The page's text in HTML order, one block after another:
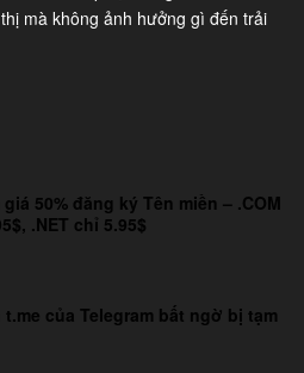
mà không ảnh hưởng gì đến trải
50% đăng ký Tên miền – .COM
.NET chỉ 5.95$
t.me của Telegram bất ngờ bị tạm